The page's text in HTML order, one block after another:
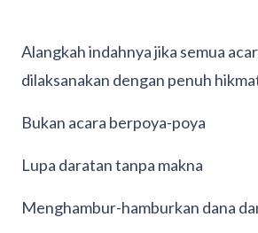
Alangkah indahnya jika semua
dilaksanakan dengan penuh
Bukan acara berpoya-poya
Lupa daratan tanpa makna
Menghambur-hamburkan dana